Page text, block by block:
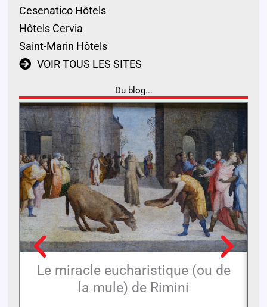
Cesenatico Hôtels
Hôtels Cervia
Saint-Marin Hôtels
VOIR TOUS LES SITES
Du blog...
Le miracle eucharistique (ou de
la mule) de Rimini